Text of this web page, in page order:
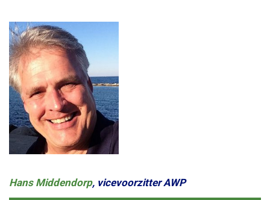
Hans Middendorp, vicevoorzitter AWP